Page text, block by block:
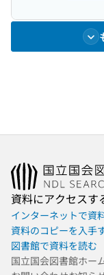
資料にアクセスす
インターネットで資
資料のコピーを入手
図書館で資料を読む
国立国会図書館ホー